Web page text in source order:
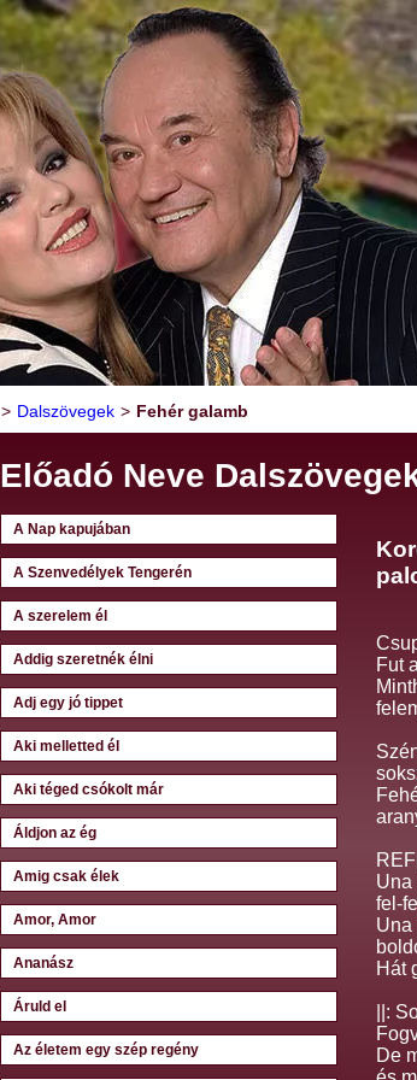
> Dalszövegek > Fehér galamb
Előadó Neve
A Nap kapujában
A Szenvedélyek Tengerén
A szerelem él
Addig szeretnék élni
Adj egy jó tippet
Aki melletted él
Aki téged csókolt már
Áldjon az ég
Amig csak élek
Amor, Amor
Ananász
Áruld el
Az életem egy szép regény
Fut
Una
fel-
Una
Hát
||:
De